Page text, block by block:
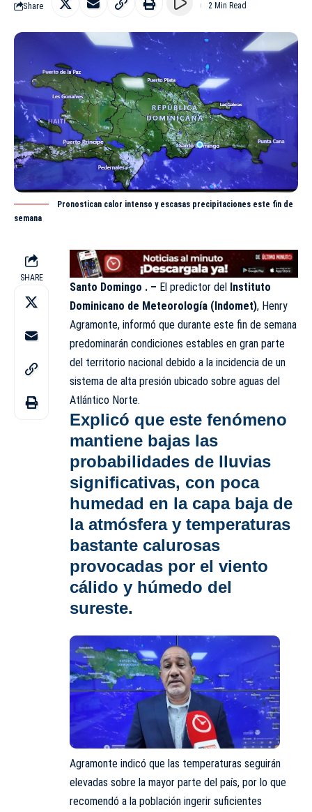
Share 2 Min Read
Pronostican calor intenso y escasas precipitaciones este fin de
semana
SHARE
Santo Domingo . – El predictor del
Instituto
Dominicano de Meteorología ( Indomet), Henry
Agramonte, informó que durante este fin de semana
predominarán condiciones estables en gran parte
del territorio nacional debido a la incidencia de un
sistema de alta presión ubicado sobre aguas del
Atlántico Norte.
Explicó que este fenómeno
mantiene bajas las
probabilidades de lluvias
significativas, con poca
humedad en la capa baja de
la atmósfera y temperaturas
bastante calurosas
provocadas por el viento
cálido y húmedo del
sureste.
Agramonte indicó que las temperaturas seguirán
elevadas sobre la mayor parte del país, por lo que
recomendó a la población ingerir suficientes